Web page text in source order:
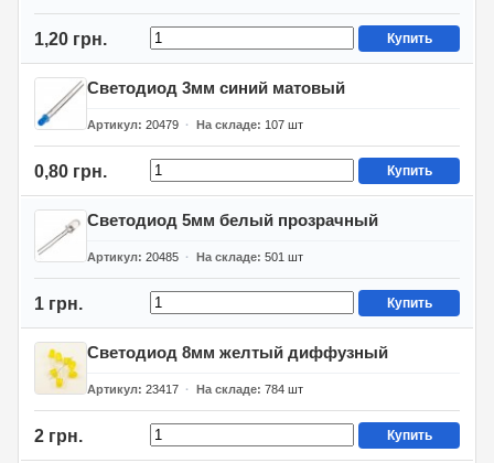
1,20 грн. Купить
Светодиод 3мм синий матовый
Артикул 20479 На складе 107 шт
0,80 грн. Купить
Светодиод 5мм белый прозрачный
Артикул 20485 На складе 501 шт
1 грн. Купить
Светодиод 8мм желтый диффузный
Артикул 23417 На складе 784 шт
2 грн. Купить